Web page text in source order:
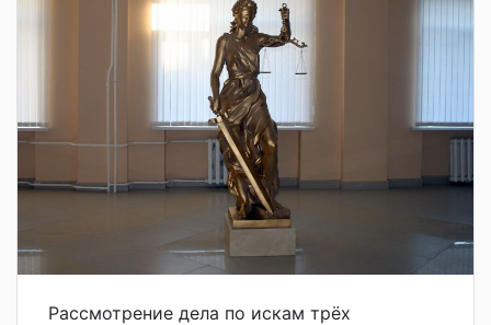
Рассмотрение дела по искам трёх